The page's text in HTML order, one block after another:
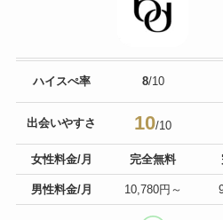
ハイスぺ率 8/10
出会いやすさ 10/10
女性料金/月 完全無料
男性料金/月 10,780円～